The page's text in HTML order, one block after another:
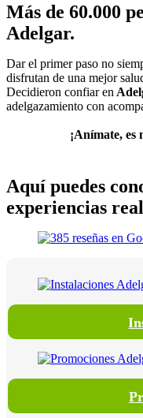
Más de 60.000
Adelgar.
Dar el primer paso no
disfrutan de una mejor
Decidieron confiar en
adelgazamiento con
¡Anímate, es
Aquí puedes
experiencias